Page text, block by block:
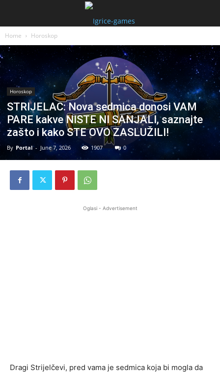
Home Horoskop
Horoskop
STRIJELAC: Nova sedmica donosi VAM
PARE kakve NISTE NI SANJALI, saznajte
zašto i kako STE OVO ZASLUŽILI!
By Portal - June 7, 2026 1907 0
Oglasi - Advertisement
Dragi Strijelčevi, pred vama je sedmica koja bi mogla da